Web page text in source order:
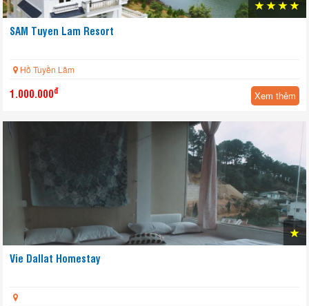
SAM Tuyen Lam Resort
Hồ Tuyền Lâm
1.000.000đ Xem thêm
Vie Dallat Homestay